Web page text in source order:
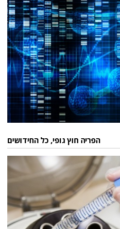
הפריה חוץ גופי, כל החידושים